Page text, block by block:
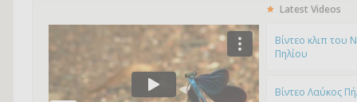
Latest Videos
Bίντεο κλιπ του
Πηλίου
Βίντεο Λαύκος